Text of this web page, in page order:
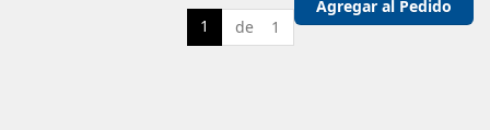
1 de 1